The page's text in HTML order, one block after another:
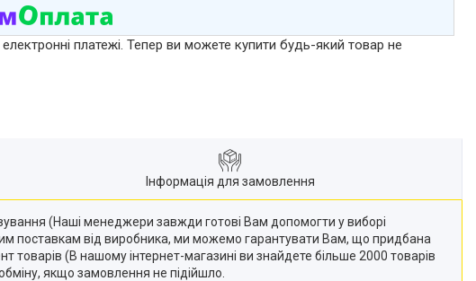
електронні платежі. Тепер ви можете купити будь-який товар не
Інформація для замовлення
(Наші менеджери завжди готові Вам допомогти у виборі
поставкам від виробника, ми можемо гарантувати Вам, що придбана
товарів (В нашому інтернет-магазині ви знайдете більше 2000 товарів
якщо замовлення не підійшло.